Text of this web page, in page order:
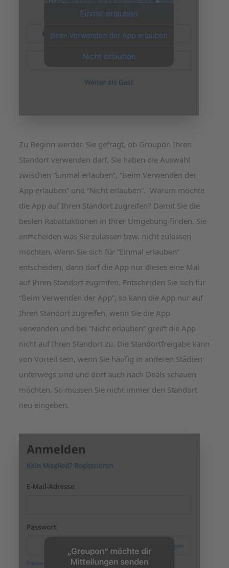
Zu Beginn werden Sie gefragt, ob Groupon Ihren
Standort verwenden darf. Sie haben die Auswahl
zwischen “Einmal erlauben”, “Beim Verwenden der
App erlauben” und “Nicht erlauben”. Warum möchte
die App auf Ihren Standort zugreifen? Damit Sie die
besten Rabattaktionen in Ihrer Umgebung finden. Sie
entscheiden was Sie zulassen bzw. nicht zulassen
möchten. Wenn Sie sich für “Einmal erlauben”
entscheiden, dann darf die App nur dieses eine Mal
auf Ihren Standort zugreifen. Entscheiden Sie sich für
“Beim Verwenden der App”, so kann die App nur auf
Ihren Standort zugreifen, wenn Sie die App
verwenden und bei “Nicht erlauben” greift die App
nicht auf Ihren Standort zu. Die Standortfreigabe kann
von Vorteil sein, wenn Sie häufig in anderen Städten
unterwegs sind und dort auch nach Deals schauen
möchten. So müssen Sie nicht immer den Standort
neu eingeben.